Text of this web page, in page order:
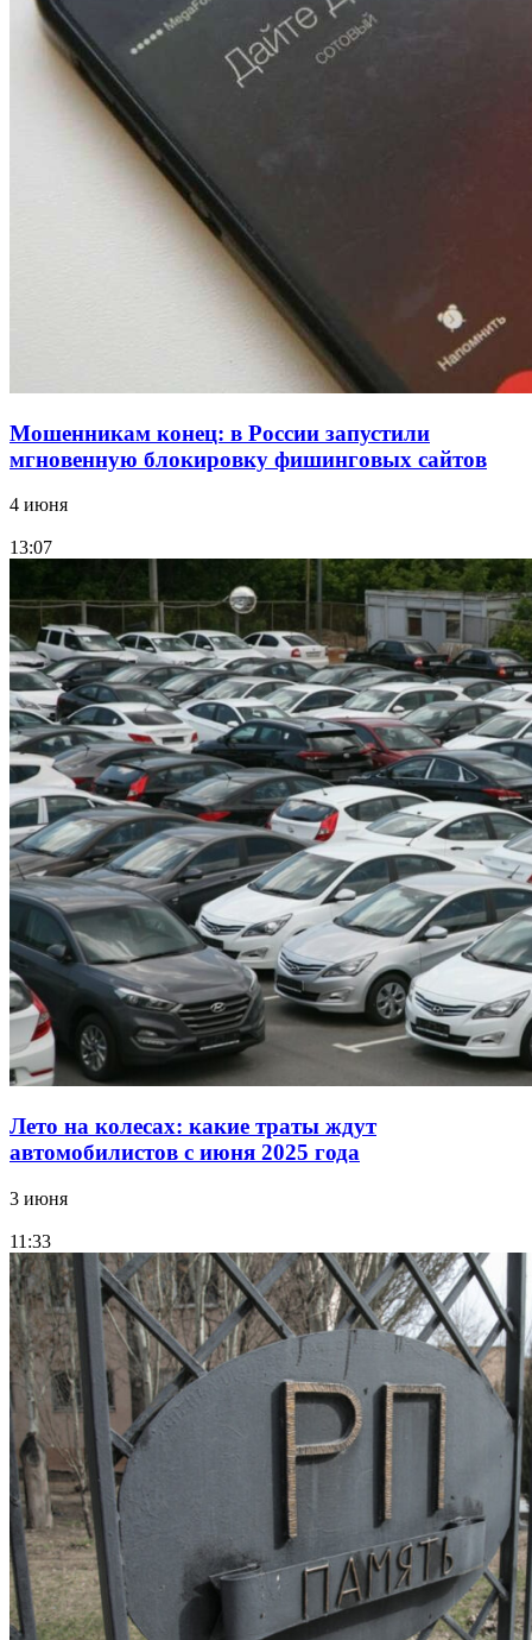
12:39
Сладкий праздник в Волгограде: в Центральном
парке прошёл фестиваль „Арбузный переполох“
Волгоградские компании нарастили экспорт:
заключены контракты на 3,6 млн долларов
Мошенникам конец: в России запустили
мгновенную блокировку фишинговых сайтов
4 июня
13:07
Лето на колесах: какие траты ждут
автомобилистов с июня 2025 года
3 июня
11:33